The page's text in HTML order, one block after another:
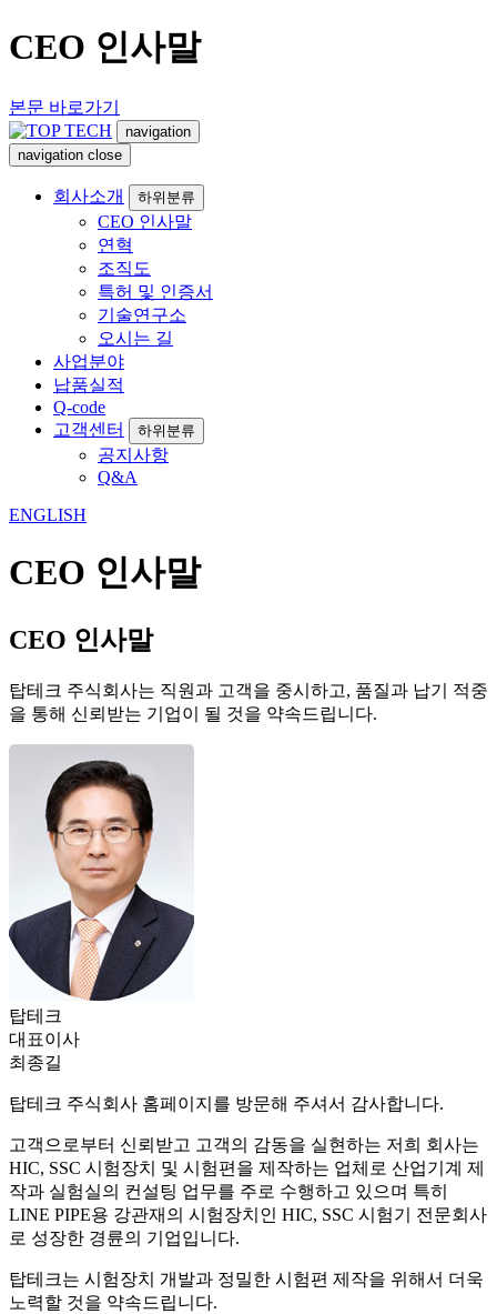
CEO 인사말
본문 바로가기
navigation
navigation close
회사소개 하위분류
CEO 인사말
연혁
조직도
특허 및 인증서
기술연구소
오시는 길
사업분야
납품실적
Q-code
고객센터
하위분류
공지사항
Q&A
ENGLISH
CEO 인사말
CEO 인사말
탑테크 주식회사는 직원과 고객을 중시하고, 품질과 납기 적중
을 통해 신뢰받는 기업이 될 것을 약속드립니다.
탑테크
대표이사
최종길
탑테크 주식회사 홈페이지를 방문해 주셔서 감사합니다.
고객으로부터 신뢰받고 고객의 감동을 실현하는 저희 회사는
HIC, SSC 시험장치 및 시험편을 제작하는 업체로 산업기계 제
작과 실험실의 컨설팅 업무를 주로 수행하고 있으며 특히
LINE PIPE용 강관재의 시험장치인 HIC, SSC 시험기 전문회사
로 성장한 경륜의 기업입니다.
탑테크는 시험장치 개발과 정밀한 시험편 제작을 위해서 더욱
노력할 것을 약속드립니다.